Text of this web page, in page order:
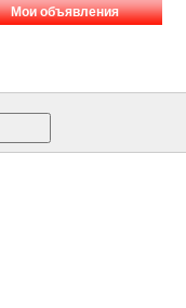
Мои объявления